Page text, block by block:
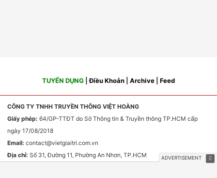
TUYỂN DỤNG |Điều Khoản Archive Feed
CÔNG TY TNHH TRUYỀN THÔNG VIỆT HOÀNG
Giấy phép: 64/GP-TTĐT do Sở Thông tin & Truyền thông TP.HCM cấp
ngày 17/08/2018
Email: contact@vietgiaitri.com.vn
Địa chỉ: Số 31, Đường 11, Phường An Nhơn, TP.HCM